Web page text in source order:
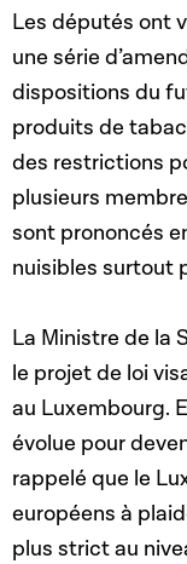
Les députés ont
une série
dispositions du
produits de
des restrictions
plusieurs
sont prononcés
nuisibles surtout
La Ministre de la
le projet de loi
au Luxembourg.
évolue pour
rappelé que le
européens à
plus strict au